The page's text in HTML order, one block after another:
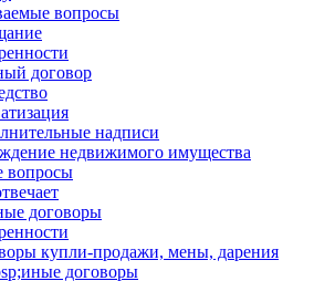
вопросы
договор
надписи
недвижимого имущества
вопросы
договоры
купли-продажи, мены, дарения
договоры